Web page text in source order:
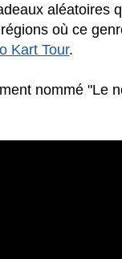
aléatoires
où ce
Kart Tour.
nommé "Le